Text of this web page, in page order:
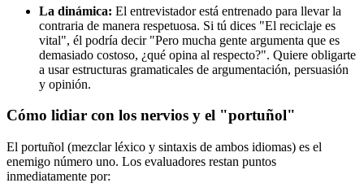
La dinámica: El entrevistador está entrenado para llevar la
contraria de manera respetuosa. Si tú dices "El reciclaje es
vital", él podría decir "Pero mucha gente argumenta que es
demasiado costoso, ¿qué opina al respecto?". Quiere obligarte
a usar estructuras gramaticales de argumentación, persuasión
y opinión.
Cómo lidiar con los nervios y el "portuñol"
El portuñol (mezclar léxico y sintaxis de ambos idiomas) es el
enemigo número uno. Los evaluadores restan puntos
inmediatamente por: